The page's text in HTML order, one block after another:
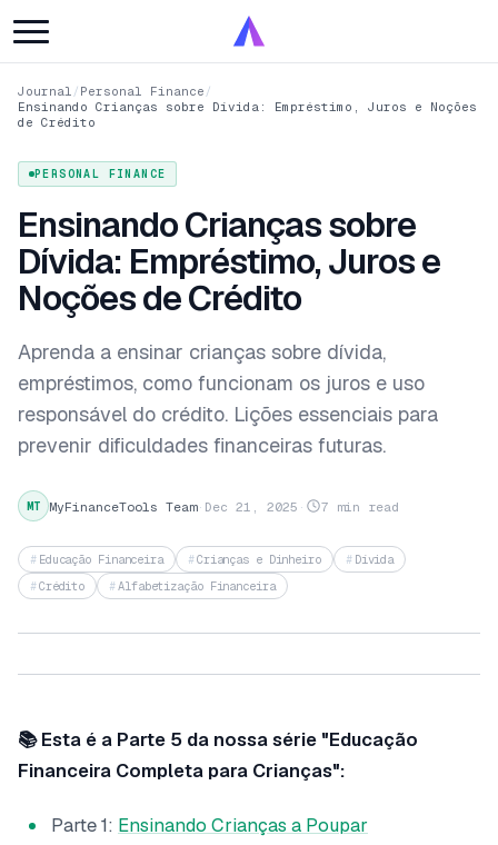
Journal / Personal Finance /
Ensinando Crianças sobre Dívida: Empréstimo, Juros e Noções
de Crédito
PERSONAL FINANCE
Ensinando Crianças sobre
Dívida: Empréstimo, Juros e
Noções de Crédito
Aprenda a ensinar crianças sobre dívida,
empréstimos, como funcionam os juros e uso
responsável do crédito. Lições essenciais para
prevenir dificuldades financeiras futuras.
MT MyFinanceTools Team· Dec 21, 2025 · 7 min read
Educação Financeira Crianças e Dinheiro
Dívida
Crédito
Alfabetização Financeira
📚 Esta é a Parte 5 da nossa série "Educação
Financeira Completa para Crianças":
Parte 1: Ensinando Crianças a Poupar